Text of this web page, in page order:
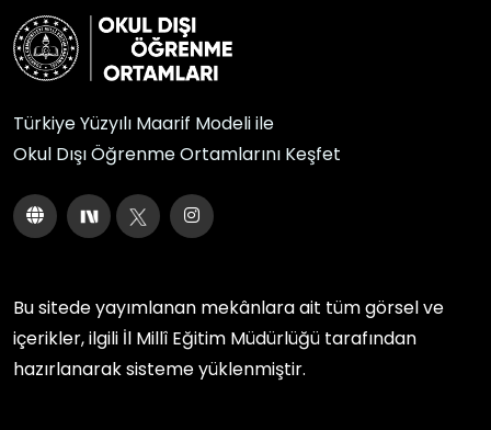
Türkiye Yüzyılı Maarif Modeli ile
Okul Dışı Öğrenme Ortamlarını Keşfet
Bu sitede yayımlanan mekânlara ait tüm görsel ve
içerikler, ilgili İl Millî Eğitim Müdürlüğü tarafından
hazırlanarak sisteme yüklenmiştir.